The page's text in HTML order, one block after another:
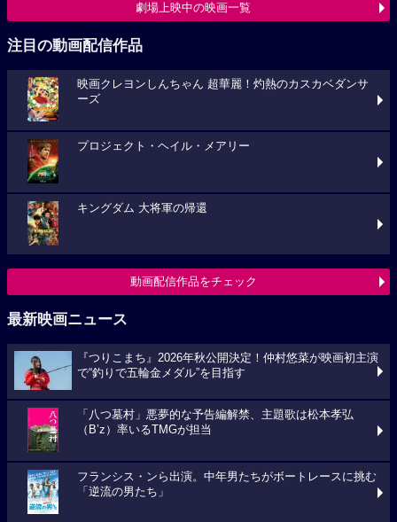
劇場上映中の映画一覧
注目の動画配信作品
映画クレヨンしんちゃん 超華麗！灼熱のカスカベダンサ
ーズ
プロジェクト・ヘイル・メアリー
キングダム 大将軍の帰還
動画配信作品をチェック
最新映画ニュース
『つりこまち』2026年秋公開決定！仲村悠菜が映画初主演
で“釣りで五輪金メダル”を目指す
「八つ墓村」悪夢的な予告編解禁、主題歌は松本孝弘
（B’z）率いるTMGが担当
フランシス・ンら出演。中年男たちがボートレースに挑む
「逆流の男たち」